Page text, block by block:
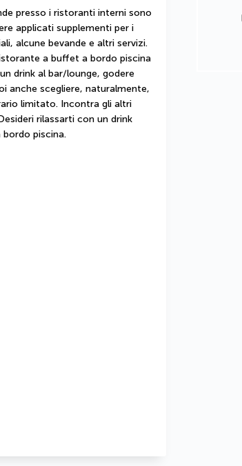
presso i ristoranti interni sono
applicati supplementi per i
alcune bevande e altri servizi.
a buffet a bordo piscina
drink al bar/lounge, godere
anche scegliere, naturalmente,
limitato. Incontra gli altri
rilassarti con un drink
bordo piscina.